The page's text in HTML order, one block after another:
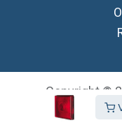
Copyright ©
Aangeboden door